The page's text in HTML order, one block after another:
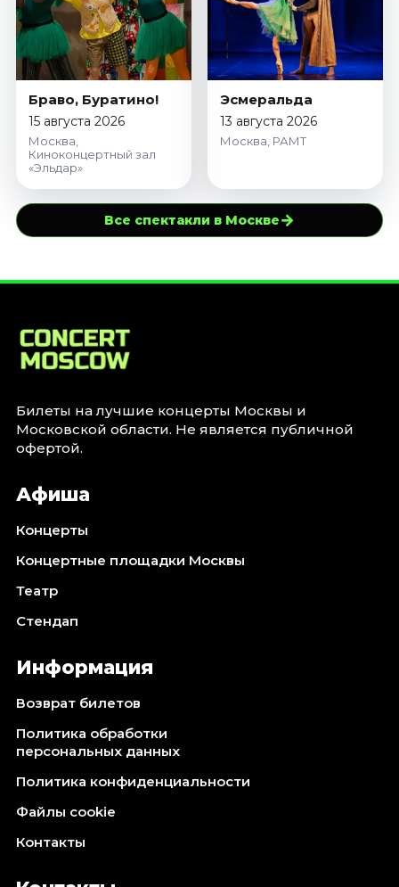
Браво, Буратино!
15 августа 2026
Москва,
Киноконцертный зал
«Эльдар»
Эсмеральда
13 августа 2026
Москва, РАМТ
Все спектакли в Москве→
Билеты на лучшие концерты Москвы и
Московской области. Не является публичной
офертой.
Афиша
Концерты
Концертные площадки Москвы
Театр
Стендап
Информация
Возврат билетов
Политика обработки
персональных данных
Политика конфиденциальности
Файлы cookie
Контакты